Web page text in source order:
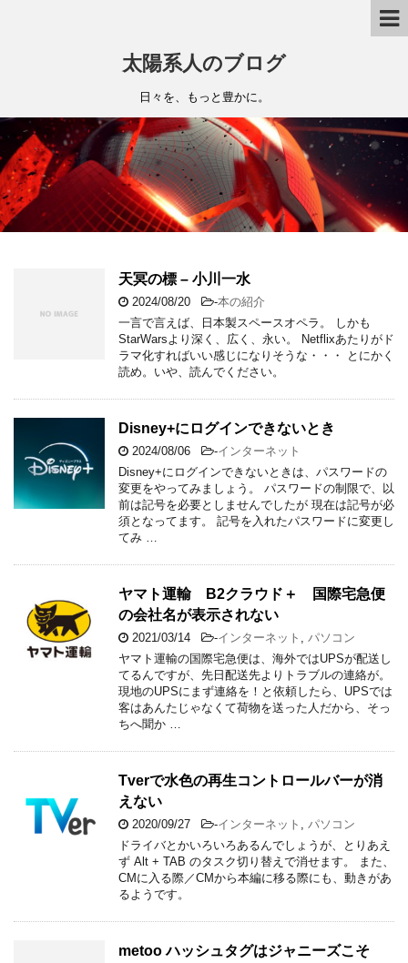
太陽系人のブログ
日々を、もっと豊かに。
天冥の標 – 小川一水
2024/08/20 -本の紹介
一言で言えば、日本製スペースオペラ。 しかも
StarWarsより深く、広く、永い。 Netflixあたりがド
ラマ化すればいい感じになりそうな・・・ とにかく
読め。いや、読んでください。
Disney+にログインできないとき
2024/08/06 -インターネット
Disney+にログインできないときは、パスワードの
変更をやってみましょう。 パスワードの制限で、以
前は記号を必要としませんでしたが 現在は記号が必
須となってます。 記号を入れたパスワードに変更し
てみ …
ヤマト運輸 B2クラウド＋ 国際宅急便
の会社名が表示されない
2021/03/14 -インターネット , パソコン
ヤマト運輸の国際宅急便は、海外ではUPSが配送し
てるんですが、先日配送先よりトラブルの連絡が。
現地のUPSにまず連絡を！と依頼したら、UPSでは
客はあんたじゃなくて荷物を送った人だから、そっ
ちへ聞か …
Tverで水色の再生コントロールバーが消
えない
2020/09/27 -インターネット , パソコン
ドライバとかいろいろあるんでしょうが、とりあえ
ず Alt + TAB のタスク切り替えで消せます。 また、
CMに入る際／CMから本編に移る際にも、動きがあ
るようです。
metoo ハッシュタグはジャニーズこそ